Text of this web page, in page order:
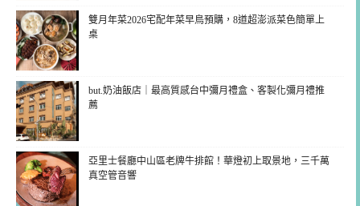
雙月年菜2026宅配年菜早鳥預購，8道超澎派菜色簡單上
桌
but.奶油飯店｜最高質感台中彌月禮盒、客製化彌月禮推
薦
亞里士餐廳中山區老牌牛排館！華燈初上取景地，三千萬
真空管音響